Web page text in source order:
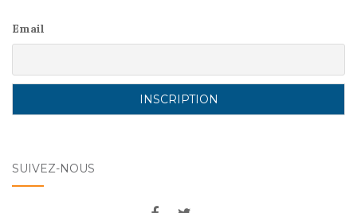
Email
SUIVEZ-NOUS